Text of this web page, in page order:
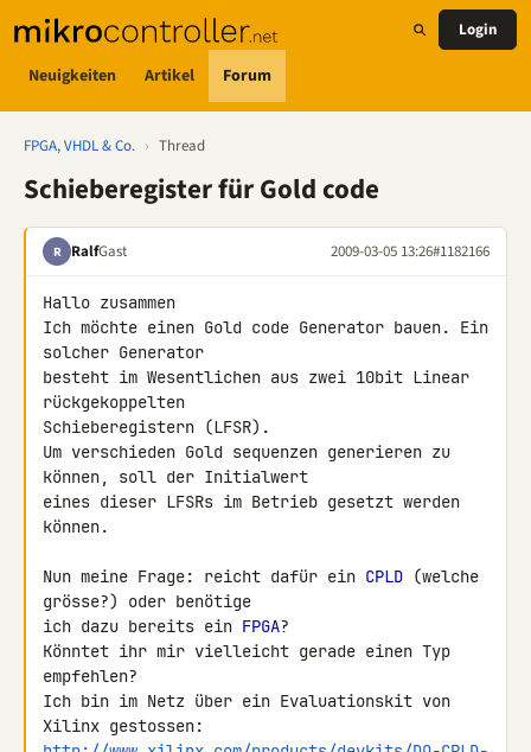
Neuigkeiten Artikel Forum
Login
FPGA, VHDL & Co. › Thread
Schieberegister für Gold code
R RalfGast 2009-03-05 13:26#1182166
Hallo zusammen
Ich möchte einen Gold code Generator bauen. Ein
solcher Generator
besteht im Wesentlichen aus zwei 10bit Linear
rückgekoppelten
Schieberegistern (LFSR).
Um verschieden Gold sequenzen generieren zu
können, soll der Initialwert
eines dieser LFSRs im Betrieb gesetzt werden
können.
Nun meine Frage: reicht dafür ein CPLD (welche
grösse?) oder benötige
ich dazu bereits ein FPGA?
Könntet ihr mir vielleicht gerade einen Typ
empfehlen?
Ich bin im Netz über ein Evaluationskit von